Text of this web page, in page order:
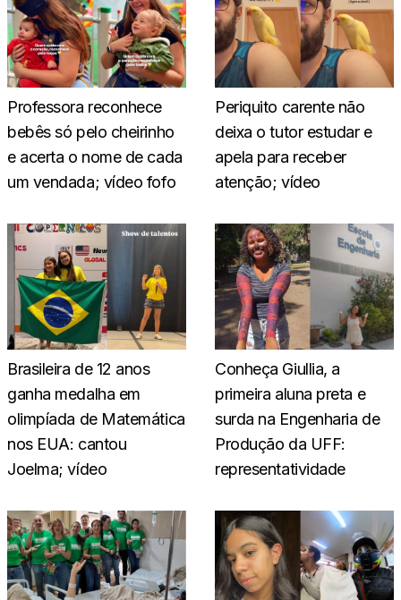
Professora reconhece
bebês só pelo cheirinho
e acerta o nome de cada
um vendada; vídeo fofo
Periquito carente não
deixa o tutor estudar e
apela para receber
atenção; vídeo
Brasileira de 12 anos
ganha medalha em
olimpíada de Matemática
nos EUA: cantou
Joelma; vídeo
Conheça Giullia, a
primeira aluna preta e
surda na Engenharia de
Produção da UFF:
representatividade